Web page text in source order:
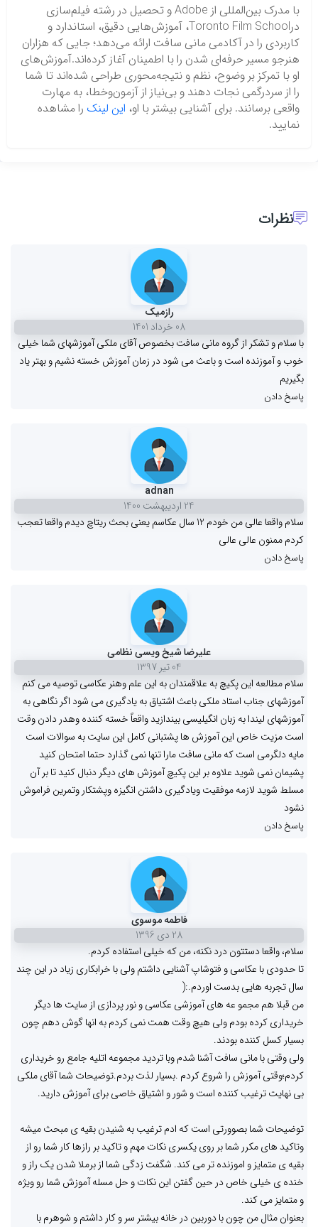
با مدرک بین‌المللی از Adobe و تحصیل در رشته فیلم‌سازی
درToronto Film School، آموزش‌هایی دقیق، استاندارد و
کاربردی را در آکادمی مانی سافت ارائه می‌دهد؛ جایی که هزاران
هنرجو مسیر حرفه‌ای شدن را با اطمینان آغاز کرده‌اند.آموزش‌های
او با تمرکز بر وضوح، نظم و نتیجه‌محوری طراحی شده‌اند تا شما
را از سردرگمی نجات دهند و بی‌نیاز از آزمون‌وخطا، به مهارت
واقعی برسانند. برای آشنایی بیشتر با او، این لینک را مشاهده
نمایید.
نظرات
رازمیک
08 خرداد 1401
با سلام و تشکر از گروه مانی سافت بخصوص آقای ملکی آموزشهای شما خیلی
خوب و آموزنده است و باعث می شود در زمان آموزش خسته نشیم و بهتر یاد
بگیریم
پاسخ دادن
adnan
24 ارديبهشت 1400
سلام واقعا عالی من خودم 12 سال عکاسم یعنی بحث ریتاچ دیدم واقعا تعجب
کردم ممنون عالی عالی
پاسخ دادن
علیرضا شیخ ویسی نظامی
04 تیر 1397
سلام مطالعه این پکیچ به علاقمندان به این علم وهنر عکاسی توصیه می کنم
آموزشهای جناب استاد ملکی باعث اشتیاق به یادگیری می شود اگر نگاهی به
آموزشهای لیندا به زبان انگیلیسی بیندازید واقعاً خسته کننده وهدر دادن وقت
است مزیت خاص این آموزش ها پشتبانی کامل این سایت به سوالات است
مایه دلگرمی است که مانی سافت مارا تنها نمی گذارد حتما امتحان کنید
پشیمان نمی شوید علاوه بر این پکیچ آموزش های دیگر دنبال کنید تا بر آن
مسلط شوید لازمه موفقیت ویادگیری داشتن انگیزه وپشتکار وتمرین فراموش
نشود
پاسخ دادن
فاطمه موسوی
28 دی 1396
سلام، واقعا دستتون درد نکنه، من که خیلی استفاده کردم.
تا حدودی با عکاسی و فتوشاپ آشنایی داشتم ولی با خرابکاری زیاد در این چند
سال تجربه هایی بدست اوردم.:(
من قبلا هم مجمو عه های آموزشی عکاسی و نور پردازی از سایت ها دیگر
خریداری کرده بودم ولی هیچ وقت همت نمی کردم به انها گوش دهم چون
بسیار کسل کننده بودند.
ولی وقتی با مانی سافت آشنا شدم وبا تردید مجموعه اتلیه جامع رو خریداری
کردم؛وقتی آموزش را شروع کردم .بسیار لذت بردم.توضیحات شما آقای ملکی
بی نهایت ترغیب کننده است و شور و اشتیاق خاصی برای آموزش دارید.
توضیحات شما بصوورتی است که ادم ترغیب به شنیدن بقیه ی مبحث میشه
وتاکید های مکرر شما بر روی یکسری نکات مهم و تاکید بر رازها کار شما رو از
بقیه ی متمایز و اموزنده تر می کند. شگفت زدگی شما از برملا شدن یک راز و
خنده ی خیلی خاص در حین گفتن این نکات و حل مسله آموزش شما رو ویژه
و متمایز می کند.
بعنوان مثال من چون با دوربین در خانه بیشتر سر و کار داشتم و شوهرم با